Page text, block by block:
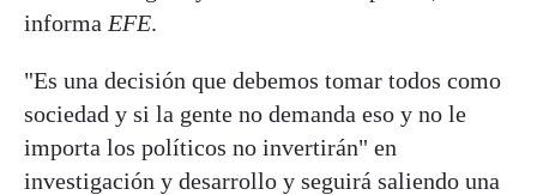
informa EFE.
"Es una decisión que debemos tomar todos como
sociedad y si la gente no demanda eso y no le
importa los políticos no invertirán" en
investigación y desarrollo y seguirá saliendo una